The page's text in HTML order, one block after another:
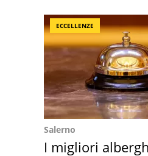
ECCELLENZE
Salerno
I migliori